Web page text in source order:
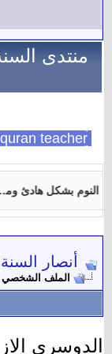
منتدى
teacher
7 نصائح تساعدك على النوم بشكل هادئ ومستمر
أنصار السنة
الملف الشخصي
الدوسري